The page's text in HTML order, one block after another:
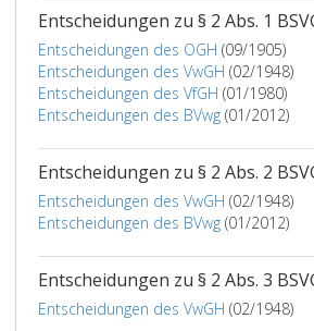
des
Entscheidungen zu § 2 Abs. 1
Entscheidungen des OGH (09/1905)
Entscheidungen des VwGH (02/1948)
Entscheidungen des VfGH (01/1980)
Entscheidungen des BVwg (01/2012)
Entscheidungen zu § 2 Abs. 2
Entscheidungen des VwGH (02/1948)
Entscheidungen des BVwg (01/2012)
Entscheidungen zu § 2 Abs. 3
Entscheidungen des VwGH (02/1948)